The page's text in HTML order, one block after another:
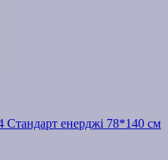
енерджі 78*140 см